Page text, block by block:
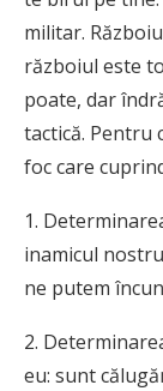
militar.
războiul este
poate, dar
tactică. Pentru
foc care
1.
inamicul
ne putem
2.
eu: sunt